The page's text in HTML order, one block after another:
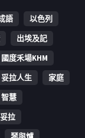
語
以色列
出埃及記
國度禾場KHM
妥拉人生
家庭
智慧
拉